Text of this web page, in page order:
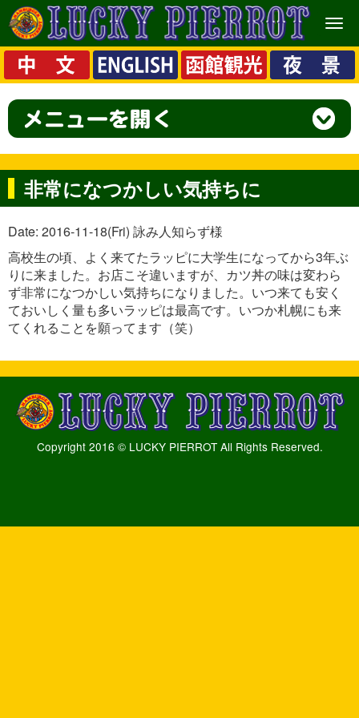
メ
ニ
ュ
ー
非常になつかしい気持ちに
Date: 2016-11-18(Fri) 詠み人知らず様
高校生の頃、よく来てたラッピに大学生になってから3年ぶ
りに来ました。お店こそ違いますが、カツ丼の味は変わら
ず非常になつかしい気持ちになりました。いつ来ても安く
ておいしく量も多いラッピは最高です。いつか札幌にも来
てくれることを願ってます（笑）
Copyright 2016 © LUCKY PIERROT All Rights Reserved.